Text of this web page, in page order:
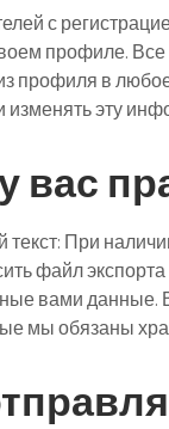
с
профиле. Все
профиля в
изменять эту
вас
При
файл
вами данные.
мы обязаны